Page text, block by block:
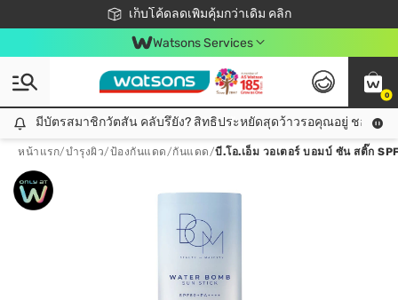
เก็บโค้ดลดเพิ่มคุ้มกว่าเดิม คลิก
ชอปออนไลน์ครั้งแรก ลดเพิ่มจุก ๆ 10%! 🎉
📦ส่งฟรี! เมื่อชอป 499฿
สมาชิกวัตสัน คลับดียังไง?
Watsons Services
0
มีบัตรสมาชิกวัตสัน คลับรึยัง? สิทธิประหยัดสุดว้าวรอคุณอยู่ ชอปคุ้มกว่าเดิม คลิก!
มีบัตรสมาชิกวัตสัน คลับรึยัง? สิทธิประหยัดสุดว้าวรอคุณอยู่ ชอปคุ้มก
หน้าแรก/บำรุงผิว/ป้องกันแดด/กันแดด/บี.โอ.เอ็ม วอเตอร์ บอมบ์ ซัน สติ๊ก